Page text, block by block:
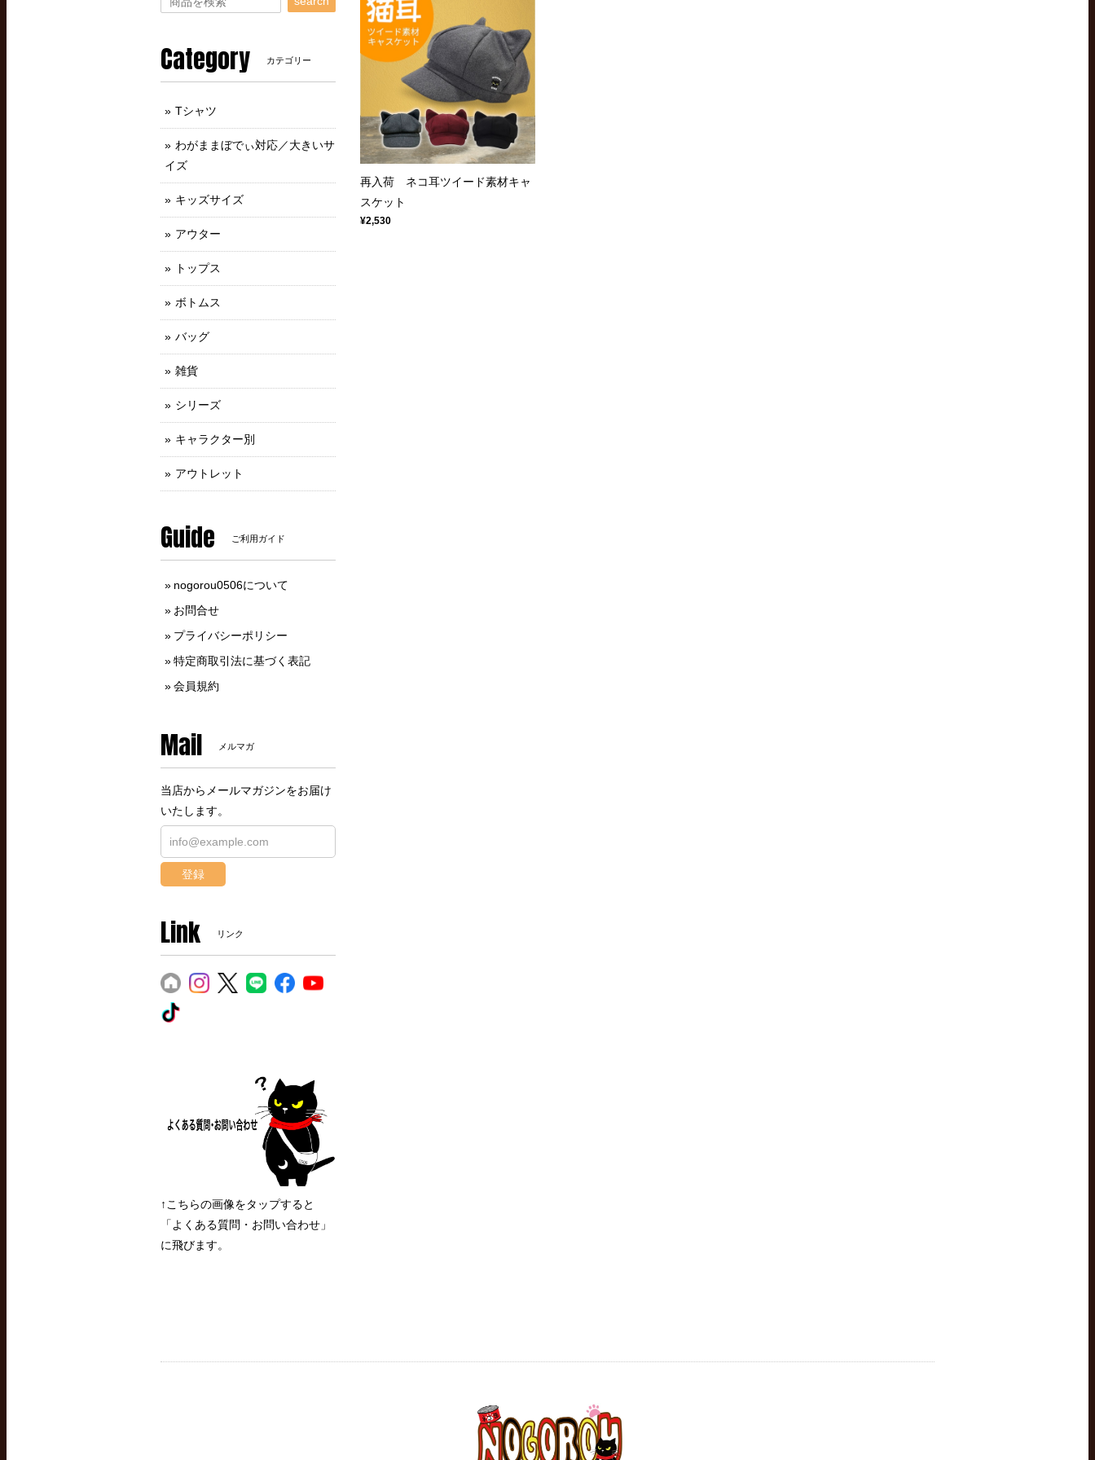
再入荷 ネコ耳ツイード素材キャ
スケット
¥2,530
Category カテゴリー
Tシャツ
わがままぼでぃ対応／大きいサ
イズ
キッズサイズ
アウター
トップス
ボトムス
バッグ
雑貨
シリーズ
キャラクター別
アウトレット
Guide ご利用ガイド
nogorou0506について
お問合せ
プライバシーポリシー
特定商取引法に基づく表記
会員規約
Mail メルマガ
当店からメールマガジンをお届け
いたします。
登録
Link リンク
↑こちらの画像をタップすると
「よくある質問・お問い合わせ」
に飛びます。